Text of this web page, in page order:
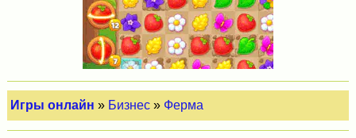
Игры онлайн » Бизнес » Ферма